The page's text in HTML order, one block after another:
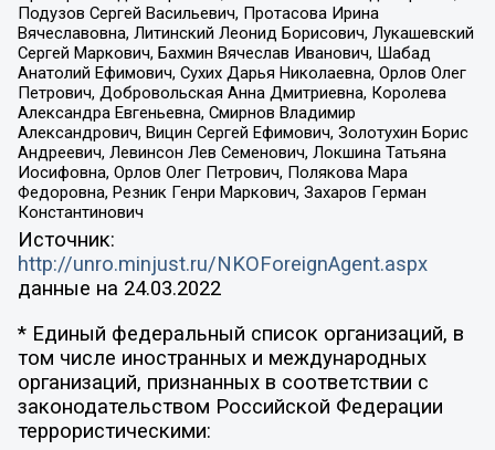
Подузов Сергей Васильевич, Протасова Ирина
Вячеславовна, Литинский Леонид Борисович, Лукашевский
Сергей Маркович, Бахмин Вячеслав Иванович, Шабад
Анатолий Ефимович, Сухих Дарья Николаевна, Орлов Олег
Петрович, Добровольская Анна Дмитриевна, Королева
Александра Евгеньевна, Смирнов Владимир
Александрович, Вицин Сергей Ефимович, Золотухин Борис
Андреевич, Левинсон Лев Семенович, Локшина Татьяна
Иосифовна, Орлов Олег Петрович, Полякова Мара
Федоровна, Резник Генри Маркович, Захаров Герман
Константинович
Источник:
http://unro.minjust.ru/NKOForeignAgent.aspx
данные на 24.03.2022
* Единый федеральный список организаций, в
том числе иностранных и международных
организаций, признанных в соответствии с
законодательством Российской Федерации
террористическими: